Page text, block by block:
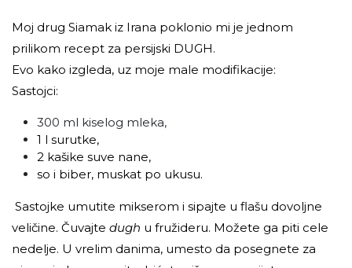
Moj drug Siamak iz Irana poklonio mi je jednom
prilikom recept za persijski DUGH.
Evo kako izgleda, uz moje male modifikacije:
Sastojci:
300 ml kiselog mleka,
1 l surutke,
2 kašike suve nane,
so i biber, muskat po ukusu.
Sastojke umutite mikserom i sipajte u flašu dovoljne
veličine. Čuvajte dugh u fružideru. Možete ga piti cele
nedelje. U vrelim danima, umesto da posegnete za